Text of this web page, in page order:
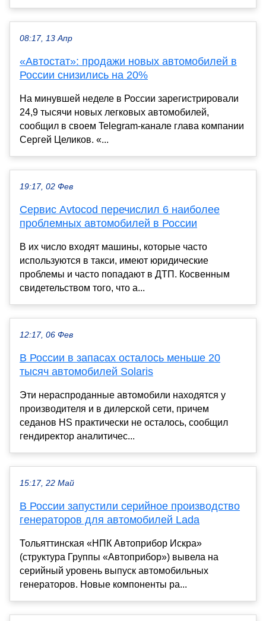
08:17, 13 Апр
«Автостат»: продажи новых автомобилей в
России снизились на 20%
На минувшей неделе в России зарегистрировали
24,9 тысячи новых легковых автомобилей,
сообщил в своем Telegram-канале глава компании
Сергей Целиков. «...
19:17, 02 Фев
Сервис Avtocod перечислил 6 наиболее
проблемных автомобилей в России
В их число входят машины, которые часто
используются в такси, имеют юридические
проблемы и часто попадают в ДТП. Косвенным
свидетельством того, что а...
12:17, 06 Фев
В России в запасах осталось меньше 20
тысяч автомобилей Solaris
Эти нераспроданные автомобили находятся у
производителя и в дилерской сети, причем
седанов HS практически не осталось, сообщил
гендиректор аналитичес...
15:17, 22 Май
В России запустили серийное производство
генераторов для автомобилей Lada
Тольяттинская «НПК Автоприбор Искра»
(структура Группы «Автоприбор») вывела на
серийный уровень выпуск автомобильных
генераторов. Новые компоненты ра...